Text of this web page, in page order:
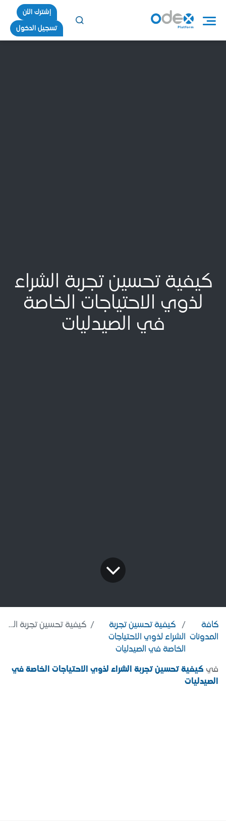
إشترك الأن
تسجيل الدخول
كيفية تحسين تجربة الشراء
لذوي الاحتياجات الخاصة
في الصيدليات
كافة
المدونات
كيفية تحسين تجربة
الشراء لذوي الاحتياجات
الخاصة في الصيدليات
كيفية تحسين تجربة الشراء لذوي الاحتياجات الخاصة في الصيدليات
في كيفية تحسين تجربة الشراء لذوي الاحتياجات الخاصة في
الصيدليات